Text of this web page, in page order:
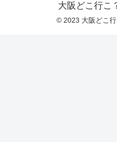
大阪どこ行こ
© 2023 大阪どこ